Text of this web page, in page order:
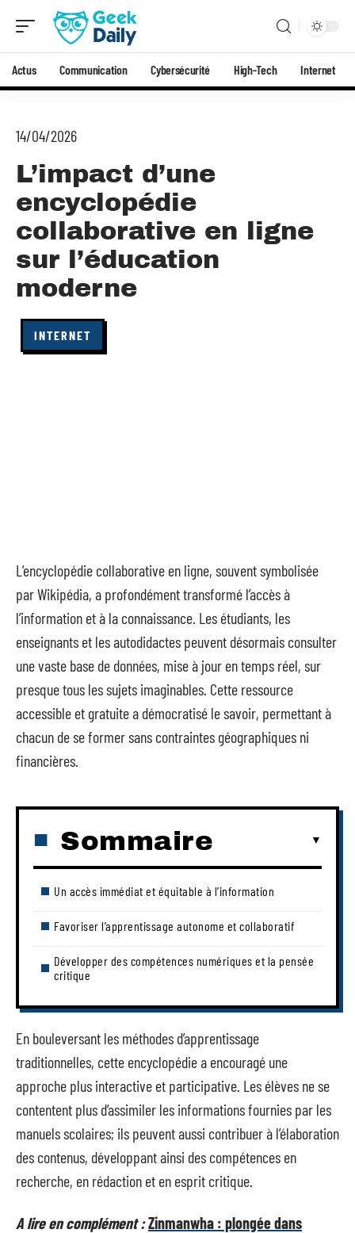
Actus Communication Cybersécurité High-Tech Internet
14/04/2026
L’impact d’une
encyclopédie
collaborative en ligne
sur l’éducation
moderne
INTERNET
L’encyclopédie collaborative en ligne, souvent symbolisée
par Wikipédia, a profondément transformé l’accès à
l’information et à la connaissance. Les étudiants, les
enseignants et les autodidactes peuvent désormais consulter
une vaste base de données, mise à jour en temps réel, sur
presque tous les sujets imaginables. Cette ressource
accessible et gratuite a démocratisé le savoir, permettant à
chacun de se former sans contraintes géographiques ni
financières.
Sommaire
Un accès immédiat et équitable à l’information
Favoriser l’apprentissage autonome et collaboratif
Développer des compétences numériques et la pensée
critique
En bouleversant les méthodes d’apprentissage
traditionnelles, cette encyclopédie a encouragé une
approche plus interactive et participative. Les élèves ne se
contentent plus d’assimiler les informations fournies par les
manuels scolaires; ils peuvent aussi contribuer à l’élaboration
des contenus, développant ainsi des compétences en
recherche, en rédaction et en esprit critique.
A lire en complément :Zinmanwha : plongée dans